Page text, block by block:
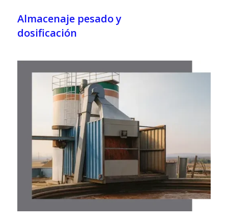
Almacenaje pesado y
dosificación